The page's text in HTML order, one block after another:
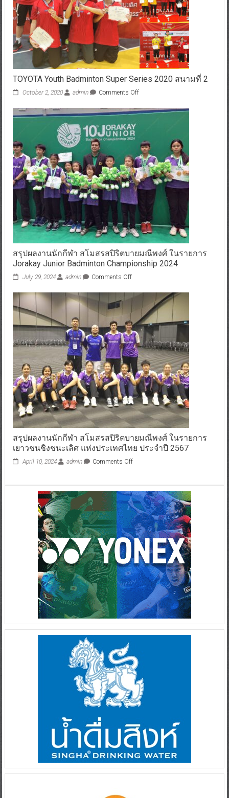
TOYOTA Youth Badminton Super Series 2020 สนามที่ 2
October 2, 2020 admin Comments Off
สรุปผลงานนักกีฬา สโมสรสปิริตบายมณีพงศ์ ในรายการ
Jorakay Junior Badminton Championship 2024
July 29, 2024 admin Comments Off
สรุปผลงานนักกีฬา สโมสรสปิริตบายมณีพงศ์ ในรายการ
เยาวชนชิงชนะเลิศ แห่งประเทศไทย ประจำปี 2567
April 10, 2024 admin Comments Off